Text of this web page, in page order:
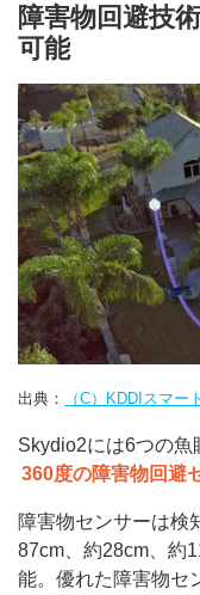
障害物回避技
可能
出典： （C）KDDIスマー
Skydio2には6つの魚
360度の障害物回避
障害物センサーは検
87cm、約28cm、約
能。優れた障害物セ